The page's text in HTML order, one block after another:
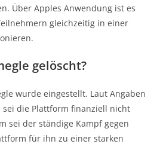
Über Apples Anwendung ist es
gleichzeitig in einer
gelöscht?
wurde eingestellt. Laut Angaben
sei die Plattform finanziell nicht
sei der ständige Kampf gegen
für ihn zu einer starken